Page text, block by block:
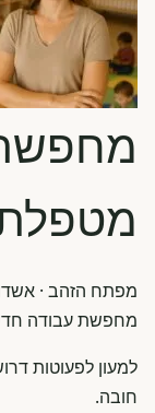
מפתח הזהב ·
מחפשת עבודה
למעון לפעוטות
חובה.